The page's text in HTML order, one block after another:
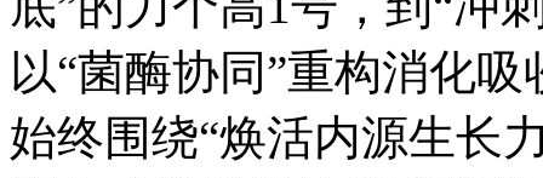
以“菌酶协同”重构消化
始终围绕“焕活内源生长